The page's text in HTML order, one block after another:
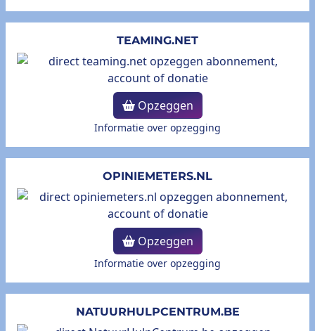
TEAMING.NET
Opzeggen
Informatie over opzegging
OPINIEMETERS.NL
Opzeggen
Informatie over opzegging
NATUURHULPCENTRUM.BE